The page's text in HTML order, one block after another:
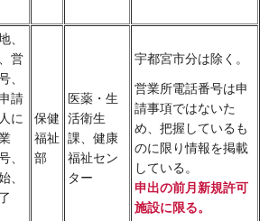
、
営
、
請
に
、
、
保健
福祉
部
医薬・生
活衛生
課、健康
福祉セン
ター
宇都宮市分は除く。
営業所電話番号は申
請事項ではないた
め、把握しているも
のに限り情報を掲載
している。
申出の前月新規許可
施設に限る。